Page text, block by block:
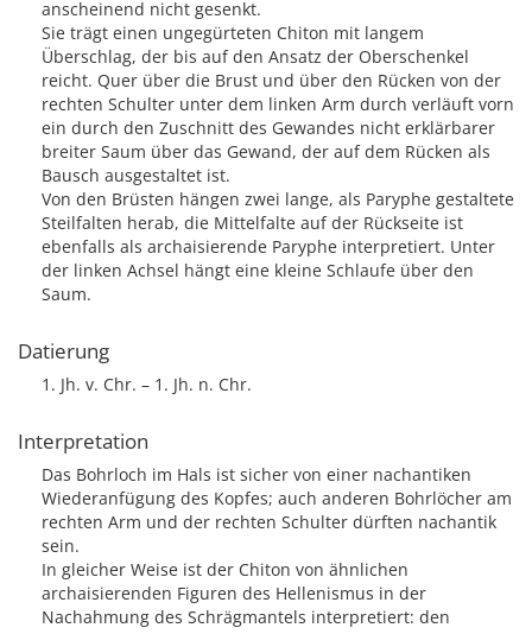
anscheinend nicht gesenkt.
Sie trägt einen ungegürteten Chiton mit langem
Überschlag, der bis auf den Ansatz der Oberschenkel
reicht. Quer über die Brust und über den Rücken von der
rechten Schulter unter dem linken Arm durch verläuft vorn
ein durch den Zuschnitt des Gewandes nicht erklärbarer
breiter Saum über das Gewand, der auf dem Rücken als
Bausch ausgestaltet ist.
Von den Brüsten hängen zwei lange, als Paryphe gestaltete
Steilfalten herab, die Mittelfalte auf der Rückseite ist
ebenfalls als archaisierende Paryphe interpretiert. Unter
der linken Achsel hängt eine kleine Schlaufe über den
Saum.
Datierung
1. Jh. v. Chr. – 1. Jh. n. Chr.
Interpretation
Das Bohrloch im Hals ist sicher von einer nachantiken
Wiederanfügung des Kopfes; auch anderen Bohrlöcher am
rechten Arm und der rechten Schulter dürften nachantik
sein.
In gleicher Weise ist der Chiton von ähnlichen
archaisierenden Figuren des Hellenismus in der
Nachahmung des Schrägmantels interpretiert: den